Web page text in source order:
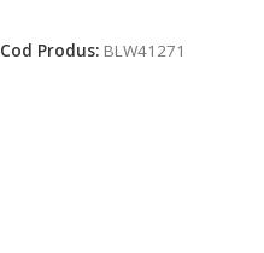
Cod Produs: BLW41271